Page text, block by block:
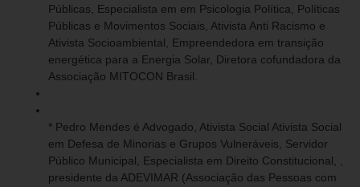
Públicas, Especialista em em Psicologia Política, Políticas
Públicas e Movimentos Sociais, Ativista Anti Racismo e
Ativista Socioambiental, Empreendedora em transição
energética para a Energia Solar, Diretora cofundadora da
Associação MITOCON Brasil.
* Pedro Mendes é Advogado, Ativista Social Ativista Social
em Defesa de Minorias e Grupos Vulneráveis, Servidor
Público Municipal, Especialista em Direito Constitucional, ,
presidente da ADEVIMAR (Associação das Pessoas com